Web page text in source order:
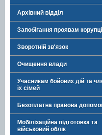
Архівний відділ
Запобігання проявам
Зворотній зв'язок
Очищення влади
Учасникам бойових дій та
їх сімей
Безоплатна правова
Мобілізаційна підготовка та
військовий облік